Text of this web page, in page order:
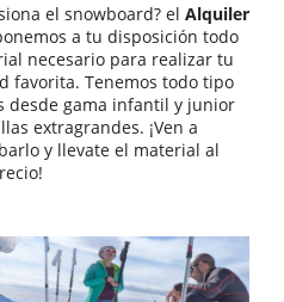
el snowboard? el Alquiler
a tu disposición todo
necesario para realizar tu
favorita. Tenemos todo tipo
desde gama infantil y junior
extragrandes. ¡Ven a
y llevate el material al